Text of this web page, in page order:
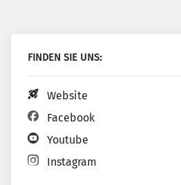
FINDEN SIE UNS:
Website
Facebook
Youtube
Instagram